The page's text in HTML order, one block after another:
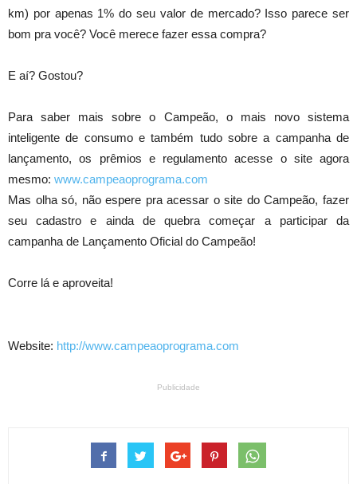
km) por apenas 1% do seu valor de mercado? Isso parece ser
bom pra você? Você merece fazer essa compra?
E aí? Gostou?
Para saber mais sobre o Campeão, o mais novo sistema
inteligente de consumo e também tudo sobre a campanha de
lançamento, os prêmios e regulamento acesse o site agora
mesmo: www.campeaoprograma.com
Mas olha só, não espere pra acessar o site do Campeão, fazer
seu cadastro e ainda de quebra começar a participar da
campanha de Lançamento Oficial do Campeão!
Corre lá e aproveita!
Website: http://www.campeaoprograma.com
Publicidade